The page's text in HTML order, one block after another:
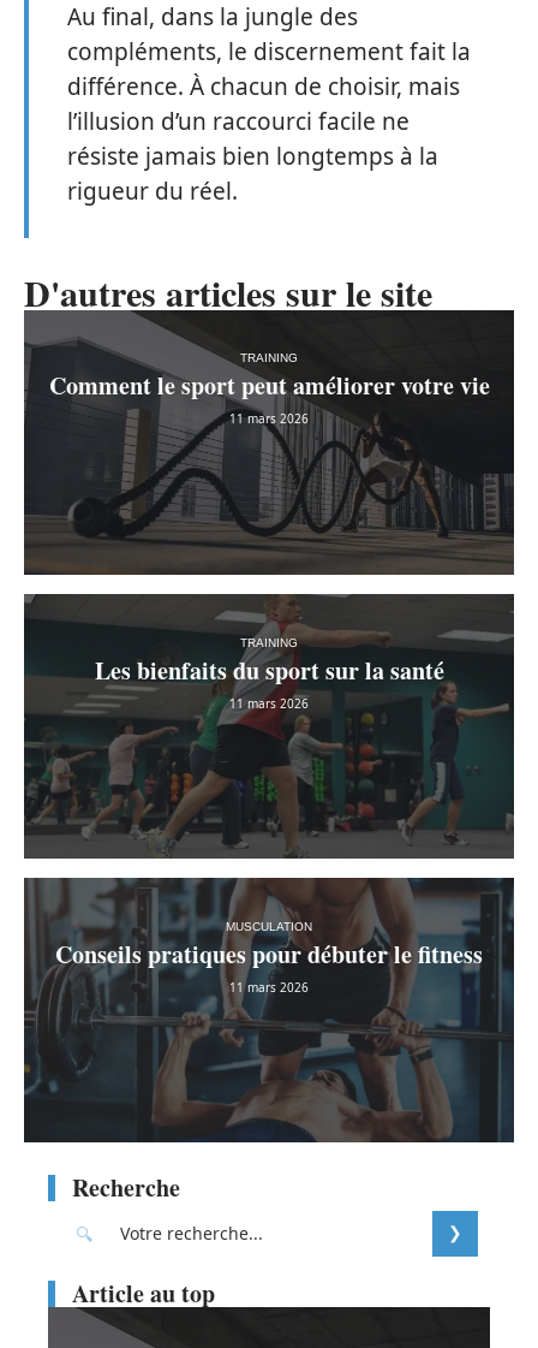
Au final, dans la jungle des
compléments, le discernement fait la
différence. À chacun de choisir, mais
l’illusion d’un raccourci facile ne
résiste jamais bien longtemps à la
rigueur du réel.
D'autres articles sur le site
TRAINING
Comment le sport peut améliorer votre vie
11 mars 2026
TRAINING
Les bienfaits du sport sur la santé
11 mars 2026
MUSCULATION
Conseils pratiques pour débuter le fitness
11 mars 2026
Recherche
Article au top